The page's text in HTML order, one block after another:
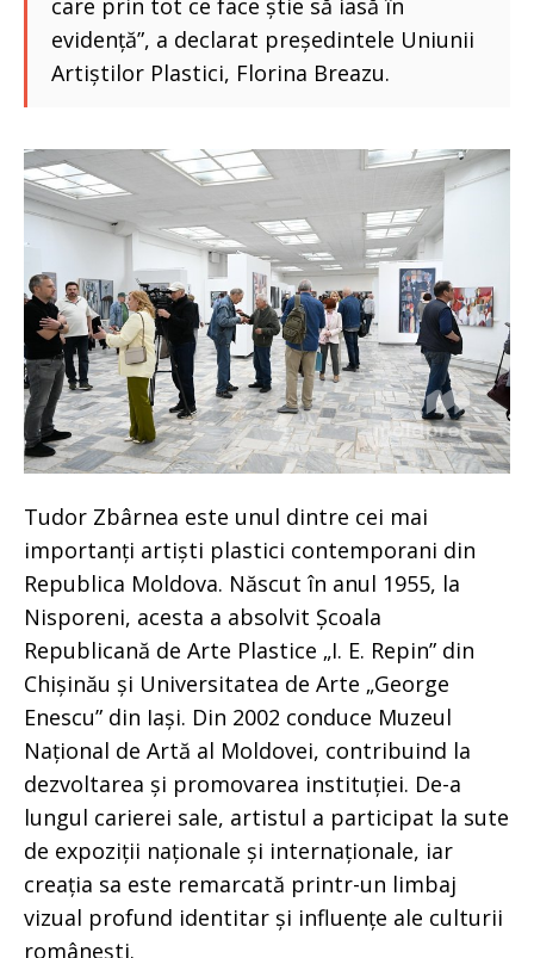
care prin tot ce face știe să iasă în
evidență”, a declarat președintele Uniunii
Artiștilor Plastici, Florina Breazu.
Tudor Zbârnea este unul dintre cei mai
importanți artiști plastici contemporani din
Republica Moldova. Născut în anul 1955, la
Nisporeni, acesta a absolvit Școala
Republicană de Arte Plastice „I. E. Repin” din
Chișinău și Universitatea de Arte „George
Enescu” din Iași. Din 2002 conduce Muzeul
Național de Artă al Moldovei, contribuind la
dezvoltarea și promovarea instituției. De-a
lungul carierei sale, artistul a participat la sute
de expoziții naționale și internaționale, iar
creația sa este remarcată printr-un limbaj
vizual profund identitar și influențe ale culturii
românești.